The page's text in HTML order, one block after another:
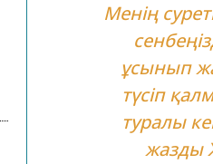
Менің
ұсынып
түсіп
туралы
жазды